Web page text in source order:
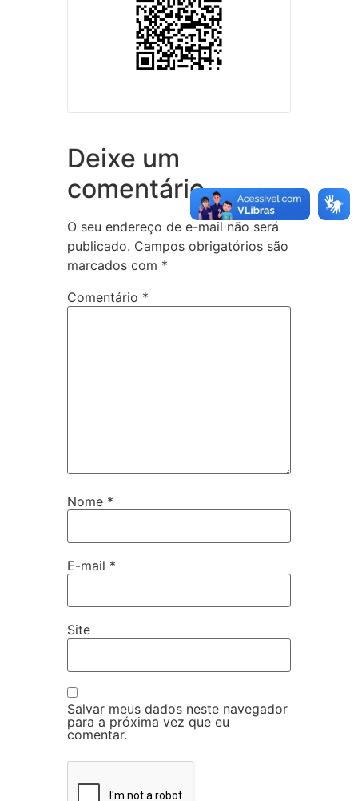
Deixe um
comentário
O seu endereço de e-mail não será
publicado. Campos obrigatórios são
marcados com *
Comentário *
Nome *
E-mail *
Site
Salvar meus dados neste navegador
para a próxima vez que eu
comentar.